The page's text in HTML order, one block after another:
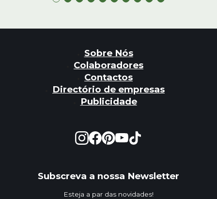
Sobre Nós
Colaboradores
Contactos
Directório de empresas
Publicidade
Subscreva a nossa Newsletter
Esteja a par das novidades!